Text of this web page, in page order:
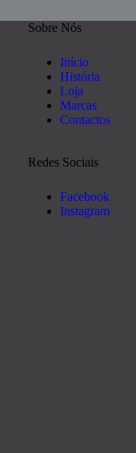
Sobre Nós
Início
História
Loja
Marcas
Contactos
Redes Sociais
Facebook
Instagram